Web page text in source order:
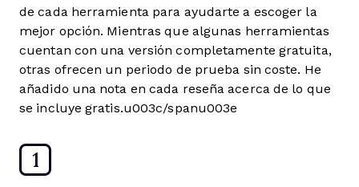
de cada herramienta para ayudarte a escoger la
mejor opción. Mientras que algunas herramientas
cuentan con una versión completamente gratuita,
otras ofrecen un periodo de prueba sin coste. He
añadido una nota en cada reseña acerca de lo que
se incluye gratis.u003c/spanu003e
1